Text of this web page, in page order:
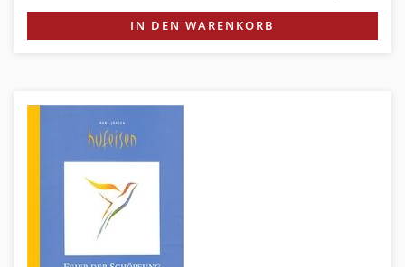
IN DEN WARENKORB